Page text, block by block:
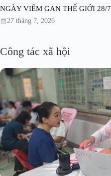
NGÀY VIÊM GAN THẾ GIỚI 28/7
27 tháng 7, 2026
Công tác xã hội